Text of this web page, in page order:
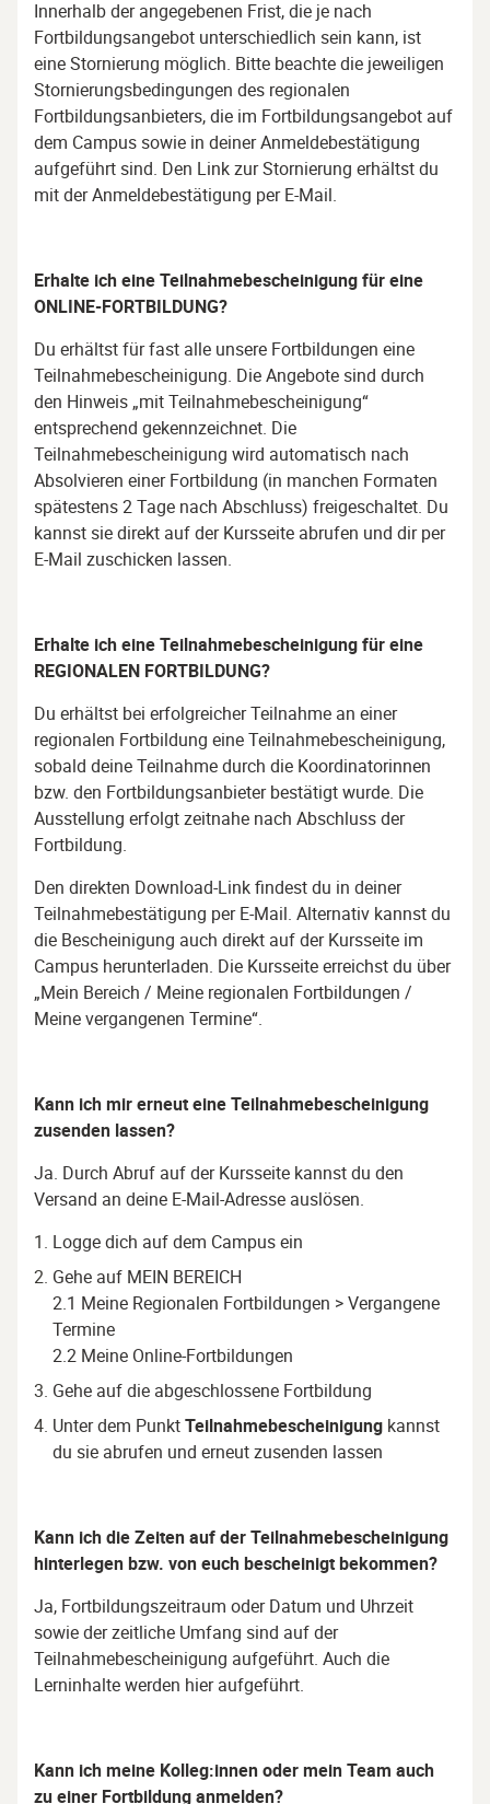
Innerhalb der angegebenen Frist, die je nach
Fortbildungsangebot unterschiedlich sein kann, ist
eine Stornierung möglich. Bitte beachte die jeweiligen
Stornierungsbedingungen des regionalen
Fortbildungsanbieters, die im Fortbildungsangebot auf
dem Campus sowie in deiner Anmeldebestätigung
aufgeführt sind. Den Link zur Stornierung erhältst du
mit der Anmeldebestätigung per E-Mail.
Erhalte ich eine Teilnahmebescheinigung für eine
ONLINE-FORTBILDUNG?
Du erhältst für fast alle unsere Fortbildungen eine
Teilnahmebescheinigung. Die Angebote sind durch
den Hinweis „mit Teilnahmebescheinigung“
entsprechend gekennzeichnet. Die
Teilnahmebescheinigung wird automatisch nach
Absolvieren einer Fortbildung (in manchen Formaten
spätestens 2 Tage nach Abschluss) freigeschaltet. Du
kannst sie direkt auf der Kursseite abrufen und dir per
E-Mail zuschicken lassen.
Erhalte ich eine Teilnahmebescheinigung für eine
REGIONALEN FORTBILDUNG?
Du erhältst bei erfolgreicher Teilnahme an einer
regionalen Fortbildung eine Teilnahmebescheinigung,
sobald deine Teilnahme durch die Koordinatorinnen
bzw. den Fortbildungsanbieter bestätigt wurde. Die
Ausstellung erfolgt zeitnahe nach Abschluss der
Fortbildung.
Den direkten Download-Link findest du in deiner
Teilnahmebestätigung per E-Mail. Alternativ kannst du
die Bescheinigung auch direkt auf der Kursseite im
Campus herunterladen. Die Kursseite erreichst du über
„Mein Bereich / Meine regionalen Fortbildungen /
Meine vergangenen Termine“.
Kann ich mir erneut eine Teilnahmebescheinigung
zusenden lassen?
Ja. Durch Abruf auf der Kursseite kannst du den
Versand an deine E-Mail-Adresse auslösen.
Logge dich auf dem Campus ein
Gehe auf MEIN BEREICH
2.1 Meine Regionalen Fortbildungen > Vergangene
Termine
2.2 Meine Online-Fortbildungen
Gehe auf die abgeschlossene Fortbildung
Unter dem PunktTeilnahmebescheinigung kannst
du sie abrufen und erneut zusenden lassen
Kann ich die Zeiten auf der Teilnahmebescheinigung
hinterlegen bzw. von euch bescheinigt bekommen?
Ja, Fortbildungszeitraum oder Datum und Uhrzeit
sowie der zeitliche Umfang sind auf der
Teilnahmebescheinigung aufgeführt. Auch die
Lerninhalte werden hier aufgeführt.
Kann ich meine Kolleg:innen oder mein Team auch
zu einer Fortbildung anmelden?